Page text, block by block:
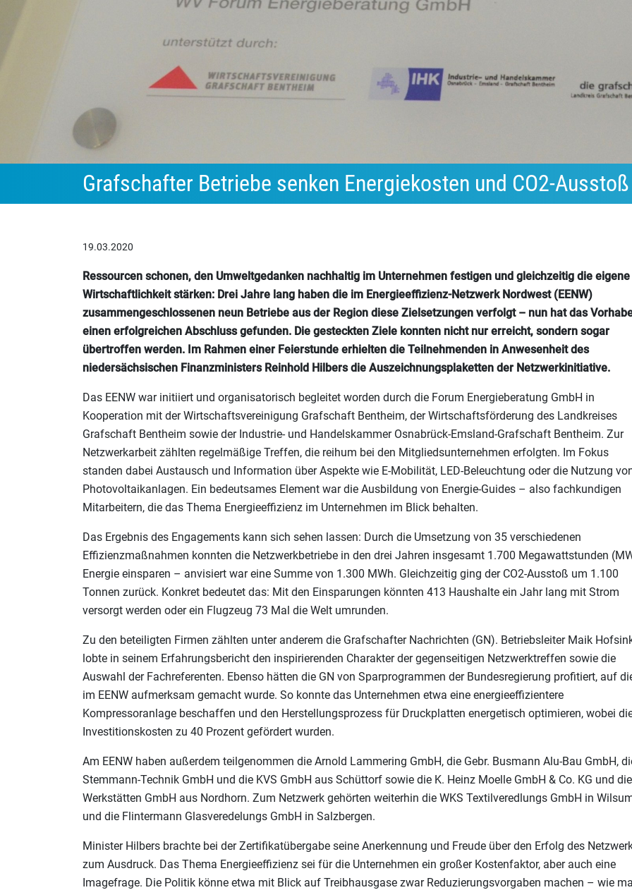
Grafschafter Betriebe senken Energiekosten und CO2-Ausstoß
19.03.2020
Ressourcen schonen, den Umweltgedanken nachhaltig im Unternehmen festigen und gleichzeitig die eigene
Wirtschaftlichkeit stärken: Drei Jahre lang haben die im Energieeffizienz-Netzwerk Nordwest (EENW)
zusammengeschlossenen neun Betriebe aus der Region diese Zielsetzungen verfolgt – nun hat das
einen erfolgreichen Abschluss gefunden. Die gesteckten Ziele konnten nicht nur erreicht, sondern sogar
übertroffen werden. Im Rahmen einer Feierstunde erhielten die Teilnehmenden in Anwesenheit des
niedersächsischen Finanzministers Reinhold Hilbers die Auszeichnungsplaketten der Netzwerkinitiative.
Das EENW war initiiert und organisatorisch begleitet worden durch die Forum Energieberatung GmbH in
Kooperation mit der Wirtschaftsvereinigung Grafschaft Bentheim, der Wirtschaftsförderung des Landkreises
Grafschaft Bentheim sowie der Industrie- und Handelskammer Osnabrück-Emsland-Grafschaft Bentheim. Zur
Netzwerkarbeit zählten regelmäßige Treffen, die reihum bei den Mitgliedsunternehmen erfolgten. Im Fokus
standen dabei Austausch und Information über Aspekte wie E-Mobilität, LED-Beleuchtung oder die Nutzung
Photovoltaikanlagen. Ein bedeutsames Element war die Ausbildung von Energie-Guides – also fachkundigen
Mitarbeitern, die das Thema Energieeffizienz im Unternehmen im Blick behalten.
Das Ergebnis des Engagements kann sich sehen lassen: Durch die Umsetzung von 35 verschiedenen
Effizienzmaßnahmen konnten die Netzwerkbetriebe in den drei Jahren insgesamt 1.700 Megawattstunden
Energie einsparen – anvisiert war eine Summe von 1.300 MWh. Gleichzeitig ging der CO2-Ausstoß um 1.100
Tonnen zurück. Konkret bedeutet das: Mit den Einsparungen könnten 413 Haushalte ein Jahr lang mit Strom
versorgt werden oder ein Flugzeug 73 Mal die Welt umrunden.
Zu den beteiligten Firmen zählten unter anderem die Grafschafter Nachrichten (GN). Betriebsleiter Maik
lobte in seinem Erfahrungsbericht den inspirierenden Charakter der gegenseitigen Netzwerktreffen sowie die
Auswahl der Fachreferenten. Ebenso hätten die GN von Sparprogrammen der Bundesregierung profitiert, auf
im EENW aufmerksam gemacht wurde. So konnte das Unternehmen etwa eine energieeffizientere
Kompressoranlage beschaffen und den Herstellungsprozess für Druckplatten energetisch optimieren, wobei
Investitionskosten zu 40 Prozent gefördert wurden.
Am EENW haben außerdem teilgenommen die Arnold Lammering GmbH, die Gebr. Busmann Alu-Bau GmbH,
Stemmann-Technik GmbH und die KVS GmbH aus Schüttorf sowie die K. Heinz Moelle GmbH & Co. KG und die
Werkstätten GmbH aus Nordhorn. Zum Netzwerk gehörten weiterhin die WKS Textilveredlungs GmbH in
und die Flintermann Glasveredelungs GmbH in Salzbergen.
Minister Hilbers brachte bei der Zertifikatübergabe seine Anerkennung und Freude über den Erfolg des
zum Ausdruck. Das Thema Energieeffizienz sei für die Unternehmen ein großer Kostenfaktor, aber auch eine
Imagefrage. Die Politik könne etwa mit Blick auf Treibhausgase zwar Reduzierungsvorgaben machen – wie